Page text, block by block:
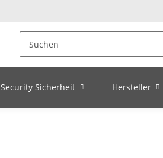
Security Sicherheit Hersteller